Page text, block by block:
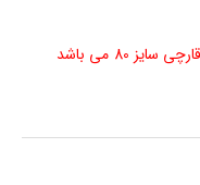
80 می باشد